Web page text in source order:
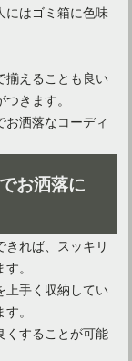
にはゴミ箱に色味
揃えることも良い
きます。
洒落なコーディ
お洒落に
れば、スッキリ
。
上手く収納してい
。
くすることが可能